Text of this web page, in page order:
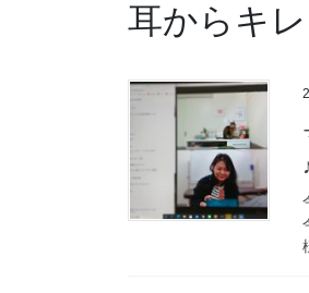
耳からキ